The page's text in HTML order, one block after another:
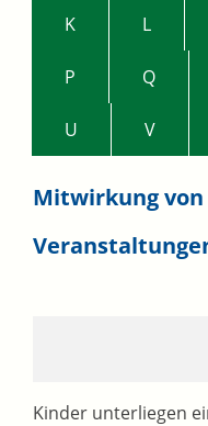
K L
P Q
U V
Mitwirkung
Kinder unterliegen